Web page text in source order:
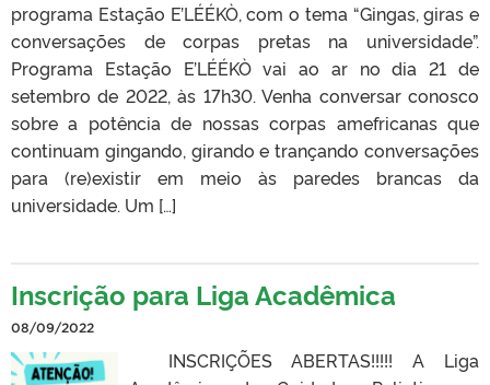
programa Estação E’LÉÉKÒ, com o tema “Gingas, giras e
conversações de corpas pretas na universidade”.
Programa Estação E’LÉÉKÒ vai ao ar no dia 21 de
setembro de 2022, às 17h30. Venha conversar conosco
sobre a potência de nossas corpas amefricanas que
continuam gingando, girando e trançando conversações
para (re)existir em meio às paredes brancas da
universidade. Um […]
Inscrição para Liga Acadêmica
08/09/2022
INSCRIÇÕES ABERTAS!!!!! A Liga